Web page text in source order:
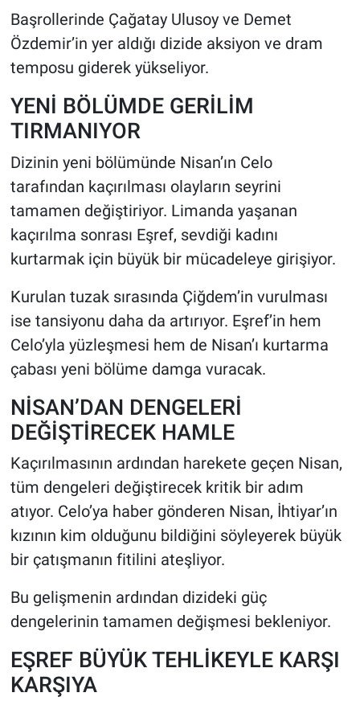
Başrollerinde Çağatay Ulusoy ve Demet
Özdemir’in yer aldığı dizide aksiyon ve dram
temposu giderek yükseliyor.
YENİ BÖLÜMDE GERİLİM
TIRMANIYOR
Dizinin yeni bölümünde Nisan’ın Celo
tarafından kaçırılması olayların seyrini
tamamen değiştiriyor. Limanda yaşanan
kaçırılma sonrası Eşref, sevdiği kadını
kurtarmak için büyük bir mücadeleye girişiyor.
Kurulan tuzak sırasında Çiğdem’in vurulması
ise tansiyonu daha da artırıyor. Eşref’in hem
Celo’yla yüzleşmesi hem de Nisan’ı kurtarma
çabası yeni bölüme damga vuracak.
NİSAN’DAN DENGELERİ
DEĞİŞTİRECEK HAMLE
Kaçırılmasının ardından harekete geçen Nisan,
tüm dengeleri değiştirecek kritik bir adım
atıyor. Celo’ya haber gönderen Nisan, İhtiyar’ın
kızının kim olduğunu bildiğini söyleyerek büyük
bir çatışmanın fitilini ateşliyor.
Bu gelişmenin ardından dizideki güç
dengelerinin tamamen değişmesi bekleniyor.
EŞREF BÜYÜK TEHLİKEYLE KARŞI
KARŞIYA
SPOR
MAGAZİN
Bilim, Teknoloji